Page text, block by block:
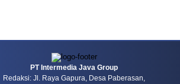
PT Intermedia Java Group
Redaksi: Jl. Raya Gapura, Desa Paberasan,